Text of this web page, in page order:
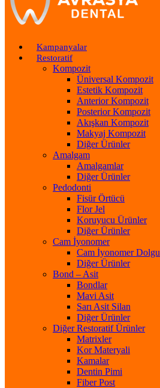
Kampanyalar
Restoratif
Kompozit
Üniversal Kompozit
Estetik Kompozit
Anterior Kompozit
Posterior Kompozit
Akışkan Kompozit
Makyaj Kompozit
Diğer Ürünler
Amalgam
Amalgamlar
Diğer Ürünler
Pedodonti
Fisür Örtücü
Flor Jel
Koruyucu Ürünler
Diğer Ürünler
Cam İyonomer
Cam İyonomer Dolgu
Diğer Ürünler
Bond – Asit
Bondlar
Mavi Asit
Sarı Asit Silan
Diğer Ürünler
Diğer Restoratif Ürünler
Matrixler
Kor Materyali
Kamalar
Dentin Pimi
Fiber Post